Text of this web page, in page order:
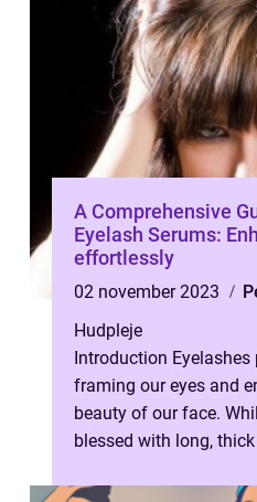
A Comprehensive
Eyelash Serums:
effortlessly
02 november 2023
Hudpleje
Introduction
framing our eyes and
beauty of our face.
blessed with long,